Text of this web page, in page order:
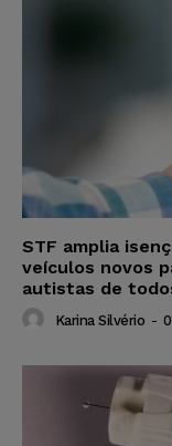
STF amplia
veículos novos
autistas de
Karina Silvério -